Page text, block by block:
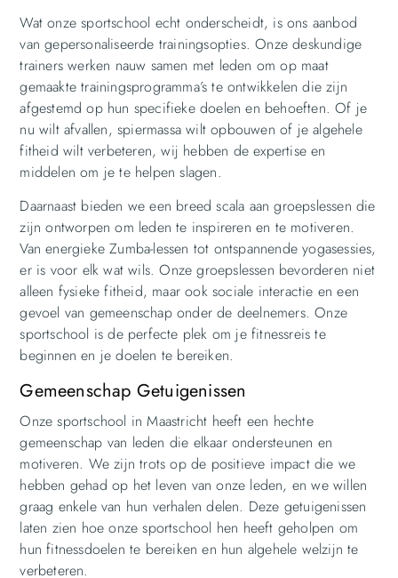
Wat onze sportschool echt onderscheidt, is ons aanbod
van gepersonaliseerde trainingsopties. Onze deskundige
trainers werken nauw samen met leden om op maat
gemaakte trainingsprogramma’s te ontwikkelen die zijn
afgestemd op hun specifieke doelen en behoeften. Of je
nu wilt afvallen, spiermassa wilt opbouwen of je algehele
fitheid wilt verbeteren, wij hebben de expertise en
middelen om je te helpen slagen.
Daarnaast bieden we een breed scala aan groepslessen die
zijn ontworpen om leden te inspireren en te motiveren.
Van energieke Zumba-lessen tot ontspannende yogasessies,
er is voor elk wat wils. Onze groepslessen bevorderen niet
alleen fysieke fitheid, maar ook sociale interactie en een
gevoel van gemeenschap onder de deelnemers. Onze
sportschool is de perfecte plek om je fitnessreis te
beginnen en je doelen te bereiken.
Gemeenschap Getuigenissen
Onze sportschool in Maastricht heeft een hechte
gemeenschap van leden die elkaar ondersteunen en
motiveren. We zijn trots op de positieve impact die we
hebben gehad op het leven van onze leden, en we willen
graag enkele van hun verhalen delen. Deze getuigenissen
laten zien hoe onze sportschool hen heeft geholpen om
hun fitnessdoelen te bereiken en hun algehele welzijn te
verbeteren.